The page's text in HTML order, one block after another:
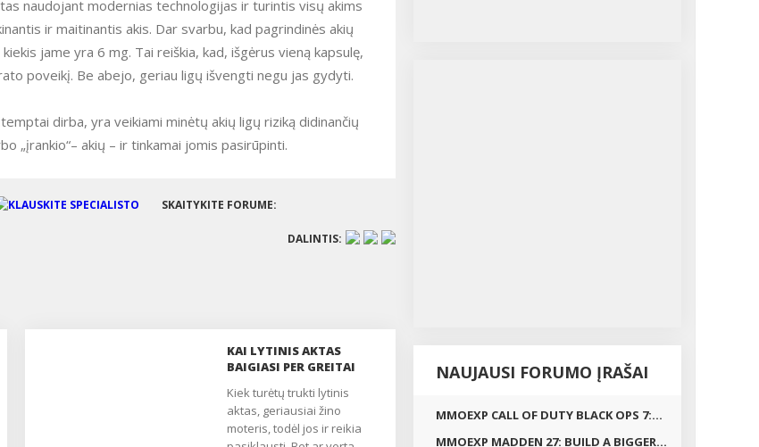
naudojant modernias technologijas ir turintis visų akims
ir maitinantis akis. Dar svarbu, kad pagrindinės akių
jame yra 6 mg. Tai reiškia, kad, išgėrus vieną kapsulę,
poveikį. Be abejo, geriau ligų išvengti negu jas gydyti.
„įrankio“– akių – ir tinkamai jomis pasirūpinti.
SKAITYKITE FORUME:
DALINTIS:
KAI LYTINIS AKTAS
BAIGIASI PER GREITAI
Kiek turėtų trukti lytinis
aktas, geriausiai žino
moteris, todėl jos ir reikia
NAUJAUSI FORUMO ĮRAŠAI
MMOEXP CALL OF DUTY BLACK OPS 7:...
MMOEXP MADDEN 27: BUILD A BIGGER...